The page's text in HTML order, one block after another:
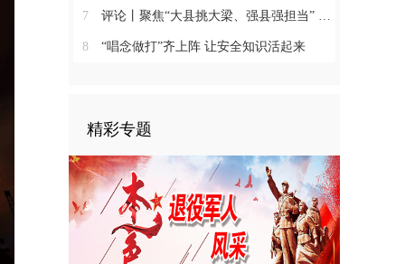
7 评论丨聚焦“大县挑大梁、强县强担当” 保持定力真抓实干奋发作为
8 “唱念做打”齐上阵 让安全知识活起来
精彩专题